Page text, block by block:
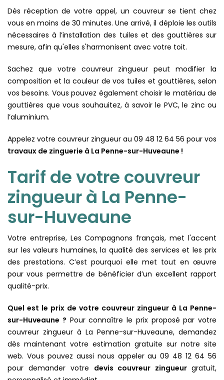
Dès réception de votre appel, un couvreur se tient chez
vous en moins de 30 minutes. Une arrivé, il déploie les outils
nécessaires à l’installation des tuiles et des gouttières sur
mesure, afin qu'elles s'harmonisent avec votre toit.
Sachez que votre couvreur zingueur peut modifier la
composition et la couleur de vos tuiles et gouttières, selon
vos besoins. Vous pouvez également choisir le matériau de
gouttières que vous souhauitez, à savoir le PVC, le zinc ou
l’aluminium.
Appelez votre couvreur zingueur au 09 48 12 64 56 pour vos
travaux de zinguerie à La Penne-sur-Huveaune !
Tarif de votre couvreur
zingueur à La Penne-
sur-Huveaune
Votre entreprise, Les Compagnons français, met l'accent
sur les valeurs humaines, la qualité des services et les prix
des prestations. C’est pourquoi elle met tout en œuvre
pour vous permettre de bénéficier d’un excellent rapport
qualité-prix.
Quel est le prix de votre couvreur zingueur à La Penne-
sur-Huveaune ? Pour connaître le prix proposé par votre
couvreur zingueur à La Penne-sur-Huveaune, demandez
dès maintenant votre estimation gratuite sur notre site
web. Vous pouvez aussi nous appeler au 09 48 12 64 56
pour demander votre devis couvreur zingueur gratuit,